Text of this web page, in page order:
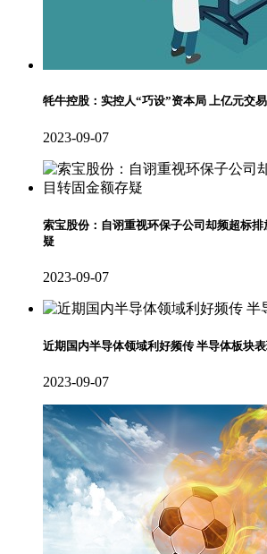
牦牛控股：实控人“巧设”资本局 上亿元交
2023-09-07
索宝股份：自诩重视环保子公司却频超标
疑
2023-09-07
近期国内半导体领域利好频传 半导体板块
2023-09-07